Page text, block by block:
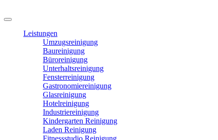
Leistungen
Umzugsreinigung
Baureinigung
Büroreinigung
Unterhaltsreinigung
Fensterreinigung
Gastronomiereinigung
Glasreinigung
Hotelreinigung
Industriereinigung
Kindergarten Reinigung
Laden Reinigung
Fitnessstudio Reinigung